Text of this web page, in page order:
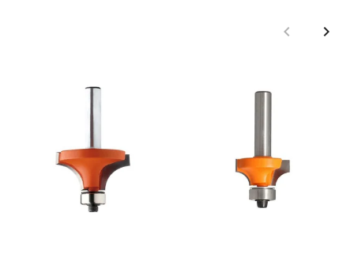
Poprzedni
keyboard_arrow_left keyboard_arrow_right